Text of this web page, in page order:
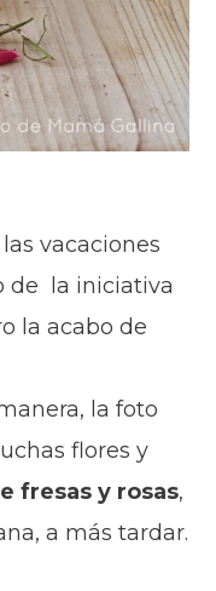
vacaciones
de la iniciativa
la acabo de
la foto
flores y
fresas y rosas,
a más tardar.